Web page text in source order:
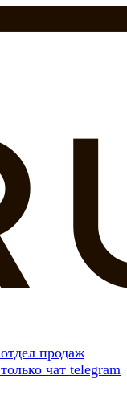
отдел продаж
только чат telegram